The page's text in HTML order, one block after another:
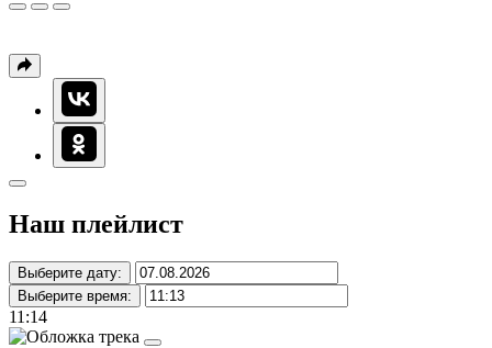
Наш плейлист
Выберите дату:
Выберите время:
11:14